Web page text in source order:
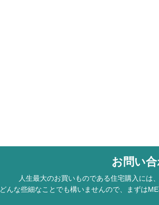
お問い
人生最大のお買いものである住宅購入には
どんな些細なことでも構いませんので、まずは